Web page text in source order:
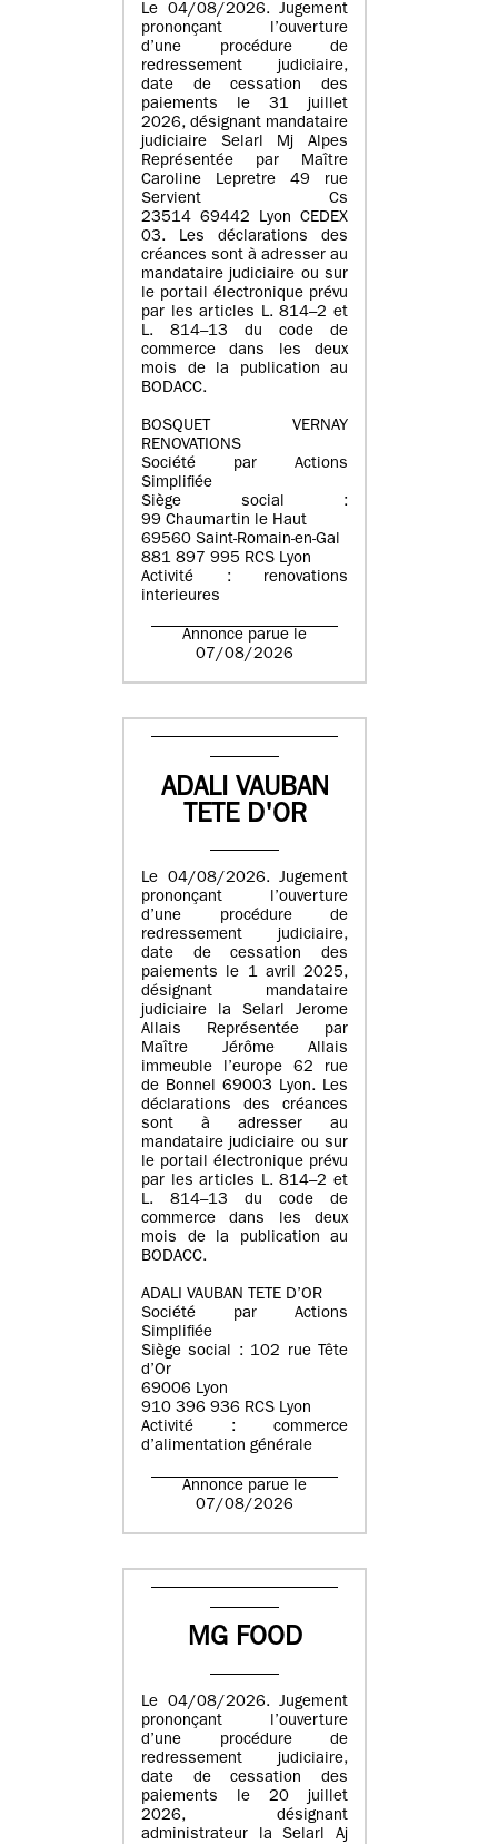
Le 04/08/2026. Jugement
prononçant l’ouverture
d’une procédure de
redressement judiciaire,
date de cessation des
paiements le 31 juillet
2026, désignant mandataire
judiciaire Selarl Mj Alpes
Représentée par Maître
Caroline Lepretre 49 rue
Servient Cs
23514 69442 Lyon CEDEX
03. Les déclarations des
créances sont à adresser au
mandataire judiciaire ou sur
le portail électronique prévu
par les articles L. 814–2 et
L. 814–13 du code de
commerce dans les deux
mois de la publication au
BODACC.
BOSQUET VERNAY
RENOVATIONS
Société par Actions
Simplifiée
Siège social :
99 Chaumartin le Haut
69560 Saint-Romain-en-Gal
881 897 995 RCS Lyon
Activité : renovations
interieures
Annonce parue le
07/08/2026
ADALI VAUBAN
TETE D'OR
Le 04/08/2026. Jugement
prononçant l’ouverture
d’une procédure de
redressement judiciaire,
date de cessation des
paiements le 1 avril 2025,
désignant mandataire
judiciaire la Selarl Jerome
Allais Représentée par
Maître Jérôme Allais
immeuble l’europe 62 rue
de Bonnel 69003 Lyon. Les
déclarations des créances
sont à adresser au
mandataire judiciaire ou sur
le portail électronique prévu
par les articles L. 814–2 et
L. 814–13 du code de
commerce dans les deux
mois de la publication au
BODACC.
ADALI VAUBAN TETE D’OR
Société par Actions
Simplifiée
Siège social : 102 rue Tête
d’Or
69006 Lyon
910 396 936 RCS Lyon
Activité : commerce
d’alimentation générale
Annonce parue le
07/08/2026
MG FOOD
Le 04/08/2026. Jugement
prononçant l’ouverture
d’une procédure de
redressement judiciaire,
date de cessation des
paiements le 20 juillet
2026, désignant
administrateur la Selarl Aj